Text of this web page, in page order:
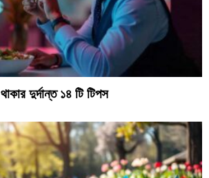
দুর্দান্ত ১৪ টি টিপস